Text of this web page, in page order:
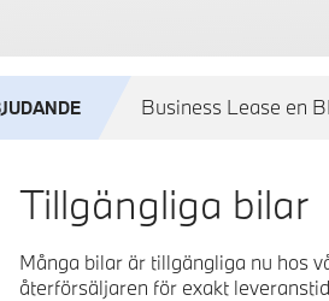
Business Lease en
Tillgängliga bilar
Många bilar är tillgängliga nu hos
återförsäljaren för exakt